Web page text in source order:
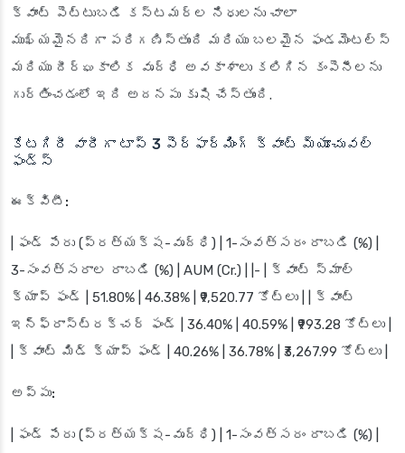
క్వాంట్ పెట్టుబడి కస్టమర్ల నిధులను చాలా
ముఖ్యమైనదిగా పరిగణిస్తుంది మరియు బలమైన ఫండమెంటల్స్
మరియు దీర్ఘకాలిక వృద్ధి అవకాశాలు కలిగిన కంపెనీలను
గుర్తించడంలో ఇది అదనపు కృషి చేస్తుంది.
కేటగిరీ వారీగా టాప్ 3 పెర్ఫార్మింగ్ క్వాంట్ మ్యూచువల్
ఫండ్స్
ఈక్విటీ:
| ఫండ్ పేరు (ప్రత్యక్ష-వృద్ధి) | 1-సంవత్సరం రాబడి (%) |
3-సంవత్సరాల రాబడి (%) | AUM (Cr.) | |- | క్వాంట్ స్మాల్
క్యాప్ ఫండ్ | 51.80% | 46.38% | ₹9,520.77 కోట్లు | | క్వాంట్
ఇన్ఫ్రాస్ట్రక్చర్ ఫండ్ | 36.40% | 40.59% | ₹993.28 కోట్లు |
| క్వాంట్ మిడ్ క్యాప్ ఫండ్ | 40.26% | 36.78% | ₹3,267.99 కోట్లు |
అప్పు:
| ఫండ్ పేరు (ప్రత్యక్ష-వృద్ధి) | 1-సంవత్సరం రాబడి (%) |